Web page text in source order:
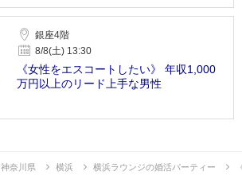
銀座4階
8/8(土) 13:30
《女性をエスコートしたい》 年収1,000
万円以上のリード上手な男性
神奈川県 横浜 横浜ラウンジの婚活パーティー